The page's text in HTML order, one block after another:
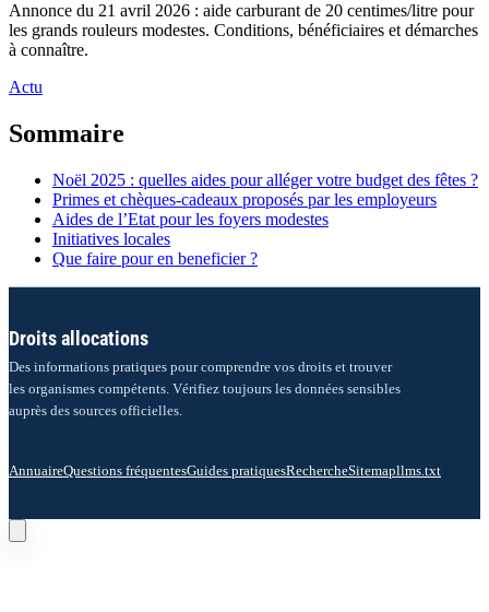
Annonce du 21 avril 2026 : aide carburant de 20 centimes/litre pour
les grands rouleurs modestes. Conditions, bénéficiaires et démarches
à connaître.
Actu
Sommaire
Noël 2025 : quelles aides pour alléger votre budget des fêtes ?
Primes et chèques-cadeaux proposés par les employeurs
Aides de l’Etat pour les foyers modestes
Initiatives locales
Que faire pour en beneficier ?
Droits allocations
Des informations pratiques pour comprendre vos droits et trouver
les organismes compétents. Vérifiez toujours les données sensibles
auprès des sources officielles.
AnnuaireQuestions fréquentesGuides pratiquesRechercheSitemapllms.txt